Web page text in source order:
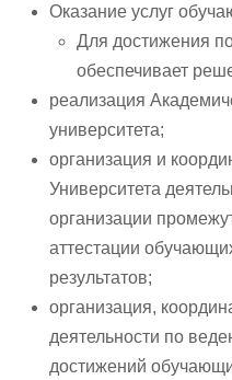
Оказание услуг
Для достижения
обеспечивает
реализация
университета;
организация и
Университета
организации
аттестации
результатов;
организация,
деятельности по
достижений